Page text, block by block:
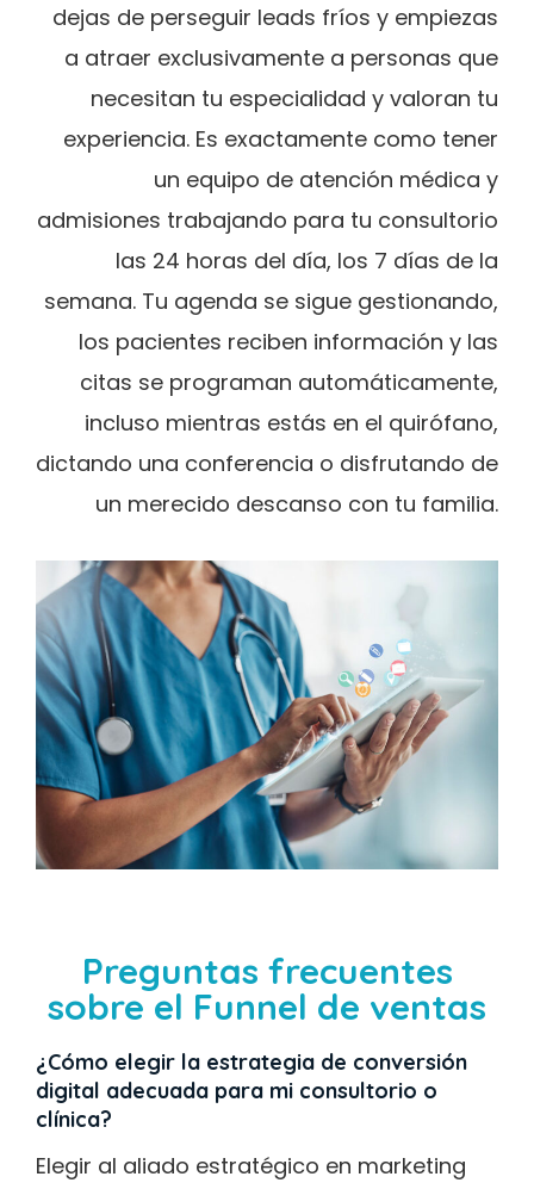
dejas de perseguir leads fríos y empiezas
a atraer exclusivamente a personas que
necesitan tu especialidad y valoran tu
experiencia. Es exactamente como tener
un equipo de atención médica y
admisiones trabajando para tu consultorio
las 24 horas del día, los 7 días de la
semana. Tu agenda se sigue gestionando,
los pacientes reciben información y las
citas se programan automáticamente,
incluso mientras estás en el quirófano,
dictando una conferencia o disfrutando de
un merecido descanso con tu familia.
Preguntas frecuentes
sobre el Funnel de ventas
¿Cómo elegir la estrategia de conversión
digital adecuada para mi consultorio o
clínica?
Elegir al aliado estratégico en marketing